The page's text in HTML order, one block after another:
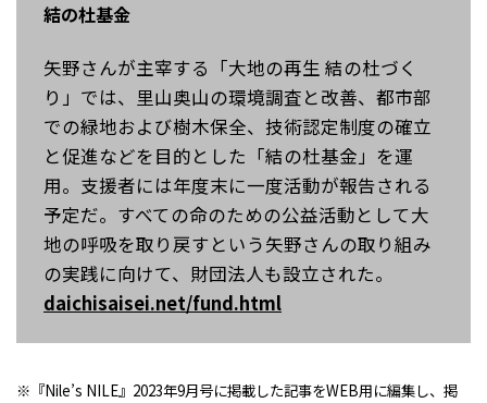
結の杜基金
矢野さんが主宰する「大地の再生 結の杜づく
り」では、里山奥山の環境調査と改善、都市部
での緑地および樹木保全、技術認定制度の確立
と促進などを目的とした「結の杜基金」を運
用。支援者には年度末に一度活動が報告される
予定だ。すべての命のための公益活動として大
地の呼吸を取り戻すという矢野さんの取り組み
の実践に向けて、財団法人も設立された。
daichisaisei.net/fund.html
※『Nile’s NILE』2023年9月号に掲載した記事をWEB用に編集し、掲